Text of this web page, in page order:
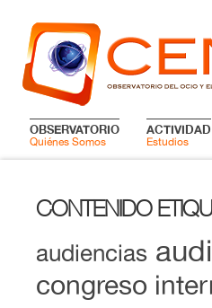
OBSERVATORIO
Quiénes Somos
ACTIVIDAD
Estudios
CONTENIDO
audiencias
congreso